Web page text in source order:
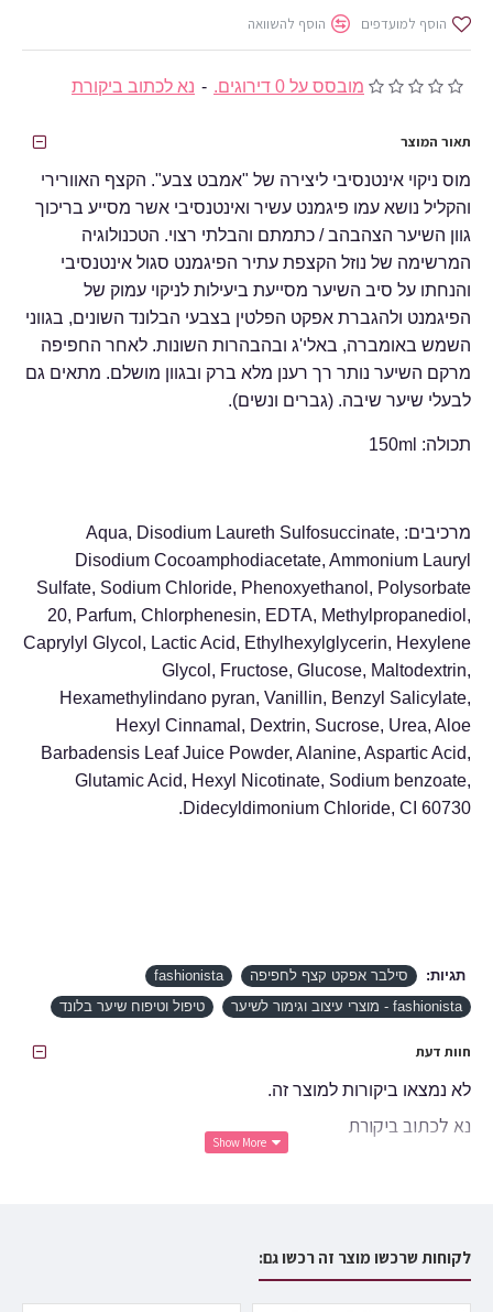
מובסס על 0 דירוגים. - נא לכתוב ביקורת
הוסף למועדפים הוסף להשוואה
תאור המוצר
מוס ניקוי אינטנסיבי ליצירה של "אמבט צבע". הקצף האוורירי
והקליל נושא עמו פיגמנט עשיר ואינטנסיבי אשר מסייע בריכוך
גוון השיער הצהבהב / כתמתם והבלתי רצוי. הטכנולוגיה
המרשימה של נוזל הקצפת עתיר הפיגמנט סגול אינטנסיבי
והנחתו על סיב השיער מסייעת ביעילות לניקוי עמוק של
הפיגמנט ולהגברת אפקט הפלטין בצבעי הבלונד השונים, בגווני
השמש באומברה, באלי'ג ובהבהרות השונות. לאחר החפיפה
מרקם השיער נותר רך רענן מלא ברק ובגוון מושלם. מתאים גם
לבעלי שיער שיבה. (גברים ונשים).
תכולה: 150ml
מרכיבים: Aqua, Disodium Laureth Sulfosuccinate,
Disodium Cocoamphodiacetate, Ammonium Lauryl
Sulfate, Sodium Chloride, Phenoxyethanol, Polysorbate
20, Parfum, Chlorphenesin, EDTA, Methylpropanediol,
Caprylyl Glycol, Lactic Acid, Ethylhexylglycerin, Hexylene
Glycol, Fructose, Glucose, Maltodextrin,
Hexamethylindano pyran, Vanillin, Benzyl Salicylate,
Hexyl Cinnamal, Dextrin, Sucrose, Urea, Aloe
Barbadensis Leaf Juice Powder, Alanine, Aspartic Acid,
Glutamic Acid, Hexyl Nicotinate, Sodium benzoate,
Didecyldimonium Chloride, CI 60730.
תגיות: סילבר אפקט קצף לחפיפה
fashionista
fashionista - מוצרי עיצוב וגימור לשיער
טיפול וטיפוח שיער בלונד
חוות דעת
לא נמצאו ביקורות למוצר זה.
נא לכתוב ביקורת
לקוחות שרכשו מוצר זה רכשו גם: